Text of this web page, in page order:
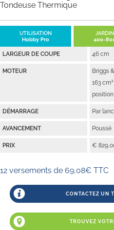
Tondeuse Thermique
UTILISATION
Hobby Pro
400-
LARGEUR DE COUPE 46 cm
MOTEUR
Briggs
163
DÉMARRAGE Par
AVANCEMENT Poussé
PRIX €
12 versements de 69,08€ TTC
CONTACTEZ UN
TROUVEZ